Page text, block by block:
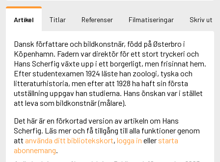
Aboulela, Leila
Abrahams, Peter (f. 1947)
Abrahamson, Emmy
Abse, Dannie
Abu-Jaber, Diana
Abulhawa, Susan
Aburas, Lone
Achebe, Chinua
Aciman, André
Ackebo, Lena
Acker, Kathy
Ackroyd, Peter
Artikel Titlar Referenser Filmatiseringar Skriv ut
Dansk författare och bildkonstnär, född på Østerbro i
Köpenhamn. Fadern var direktör för ett stort tryckeri och
Hans Scherfig växte upp i ett borgerligt, men frisinnat hem.
Efter studentexamen 1924 läste han zoologi, tyska och
litteraturhistoria, men efter att 1928 ha haft sin första
utställning uppgav han studierna. Hans önskan var i stället
att leva som bildkonstnär (målare).
Det här är en förkortad version av artikeln om Hans
Scherfig. Läs mer och få tillgång till alla funktioner genom
att använda ditt bibliotekskort, logga in eller starta
abonnemang.